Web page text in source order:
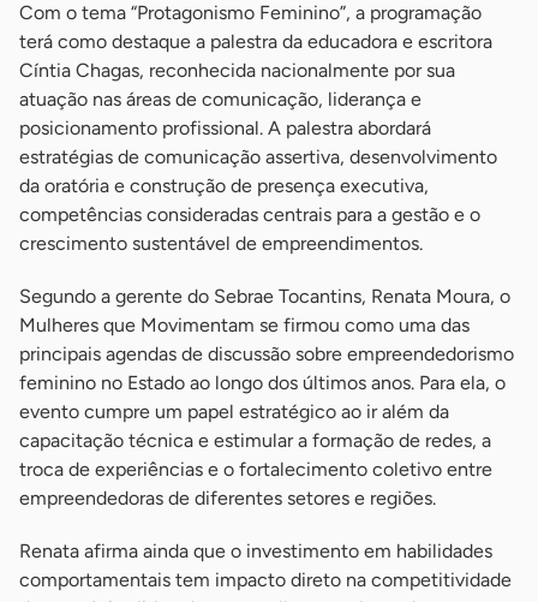
Com o tema “Protagonismo Feminino”, a programação
terá como destaque a palestra da educadora e escritora
Cíntia Chagas, reconhecida nacionalmente por sua
atuação nas áreas de comunicação, liderança e
posicionamento profissional. A palestra abordará
estratégias de comunicação assertiva, desenvolvimento
da oratória e construção de presença executiva,
competências consideradas centrais para a gestão e o
crescimento sustentável de empreendimentos.
Segundo a gerente do Sebrae Tocantins, Renata Moura, o
Mulheres que Movimentam se firmou como uma das
principais agendas de discussão sobre empreendedorismo
feminino no Estado ao longo dos últimos anos. Para ela, o
evento cumpre um papel estratégico ao ir além da
capacitação técnica e estimular a formação de redes, a
troca de experiências e o fortalecimento coletivo entre
empreendedoras de diferentes setores e regiões.
Renata afirma ainda que o investimento em habilidades
comportamentais tem impacto direto na competitividade